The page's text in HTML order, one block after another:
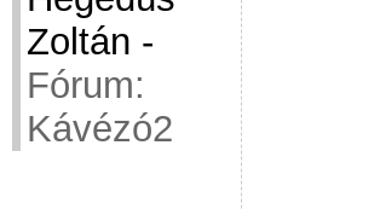
Zoltán -
Fórum:
Kávézó2